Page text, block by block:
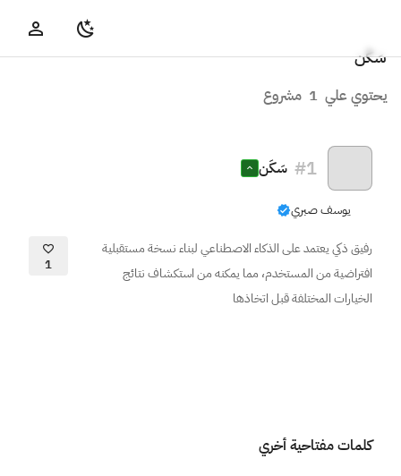
سَكَن
يحتوي علي 1 مشروع
#1 سَكَن
يوسف صبري
رفيق ذكي يعتمد على الذكاء الاصطناعي لبناء نسخة مستقبلية
افتراضية من المستخدم، مما يمكنه من استكشاف نتائج
الخيارات المختلفة قبل اتخاذها
1
كلمات مفتاحية أخري